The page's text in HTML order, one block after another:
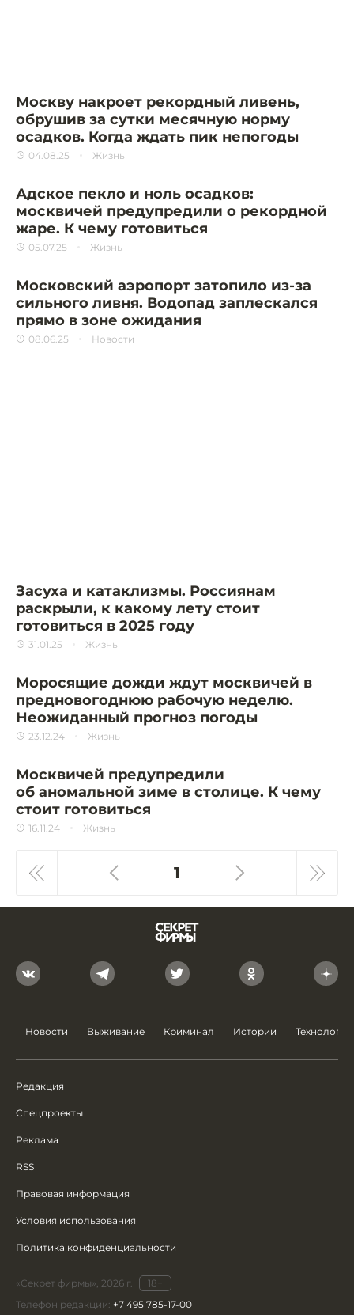
Москву накроет рекордный ливень,
обрушив за сутки месячную норму
осадков. Когда ждать пик непогоды
04.08.25 Жизнь
Адское пекло и ноль осадков:
москвичей предупредили о рекордной
жаре. К чему готовиться
05.07.25 Жизнь
Московский аэропорт затопило из-за
сильного ливня. Водопад заплескался
прямо в зоне ожидания
08.06.25 Новости
Засуха и катаклизмы. Россиянам
раскрыли, к какому лету стоит
готовиться в 2025 году
31.01.25 Жизнь
Моросящие дожди ждут москвичей в
предновогоднюю рабочую неделю.
Неожиданный прогноз погоды
23.12.24 Жизнь
Москвичей предупредили
об аномальной зиме в столице. К чему
стоит готовиться
16.11.24 Жизнь
1
Новости Выживание Криминал Истории Технологии
Редакция
Спецпроекты
Реклама
RSS
Правовая информация
Условия использования
Политика конфиденциальности
«Секрет фирмы», 2026 г.
18+
Телефон редакции: +7 495 785-17-00